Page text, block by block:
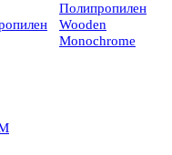
Полипропилен
Wooden
Monochrome